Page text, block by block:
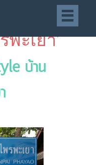
บ้าน
ะเยา’
บ้าน